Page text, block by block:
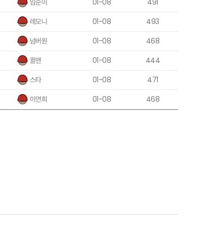
임순이 01-08
491
레모니 01-08
493
넘버원 01-08
468
퀼맨 01-08
444
스타 01-08
471
이연희 01-08 468